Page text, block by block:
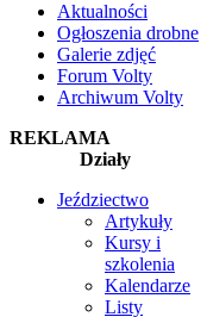
Aktualności
Ogłoszenia drobne
Galerie zdjęć
Forum Volty
Archiwum Volty
REKLAMA
Działy
Jeździectwo
Artykuły
Kursy i
szkolenia
Kalendarze
Listy